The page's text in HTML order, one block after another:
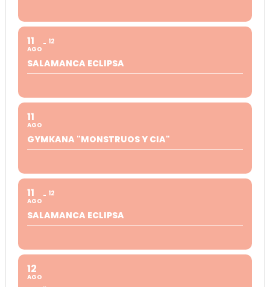
11
AGO
12
SALAMANCA ECLIPSA
11
AGO
GYMKANA "MONSTRUOS Y CIA"
11
AGO
12
SALAMANCA ECLIPSA
12
AGO